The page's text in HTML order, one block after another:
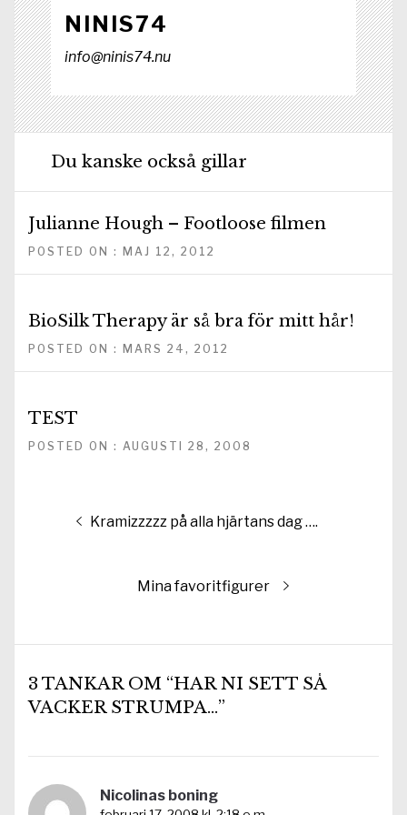
NINIS74
info@ninis74.nu
Du kanske också gillar
Julianne Hough – Footloose filmen
POSTED ON : MAJ 12, 2012
BioSilk Therapy är så bra för mitt hår!
POSTED ON : MARS 24, 2012
TEST
POSTED ON : AUGUSTI 28, 2008
Inläggsnavigering
Föregående
Kramizzzzz på alla hjärtans dag ….
Nästa
Mina favoritfigurer
3 TANKAR OM “HAR NI SETT SÅ
VACKER STRUMPA…”
Nicolinas boning